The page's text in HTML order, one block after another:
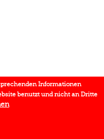
Informationen
benutzt und nicht an Dritte